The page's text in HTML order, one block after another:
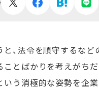
、法令を順守するなど
とばかりを考えがちだ
いう消極的な姿勢を企